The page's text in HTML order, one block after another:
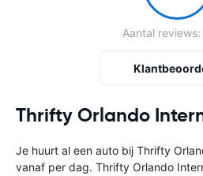
Thrifty Orlando
Je huurt al een auto bij Thrifty
vanaf per dag. Thrifty Orlando
Aantal